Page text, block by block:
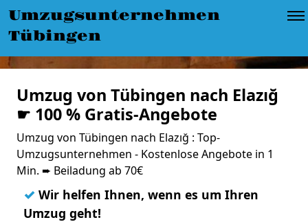
Umzugsunternehmen
Tübingen
Umzug von Tübingen nach Elazığ
☛ 100 % Gratis-Angebote
Umzug von Tübingen nach Elazığ : Top-
Umzugsunternehmen - Kostenlose Angebote in 1
Min. ➨ Beiladung ab 70€
✓ Wir helfen Ihnen, wenn es um Ihren
Umzug geht!